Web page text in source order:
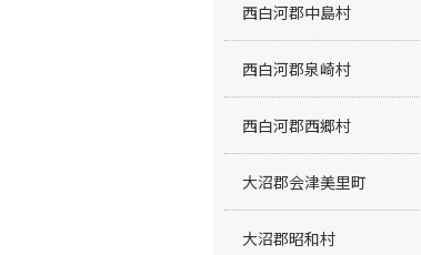
西白河郡中島村
西白河郡泉崎村
西白河郡西郷村
大沼郡会津美里町
大沼郡昭和村